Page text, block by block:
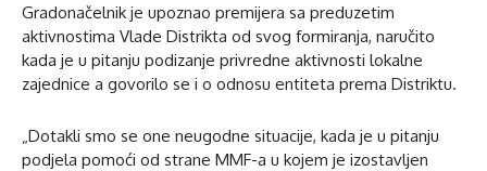
Gradonačelnik je upoznao premijera sa preduzetim
aktivnostima Vlade Distrikta od svog formiranja, naručito
kada je u pitanju podizanje privredne aktivnosti lokalne
zajednice a govorilo se i o odnosu entiteta prema Distriktu.
„Dotakli smo se one neugodne situacije, kada je u pitanju
podjela pomoći od strane MMF-a u kojem je izostavljen